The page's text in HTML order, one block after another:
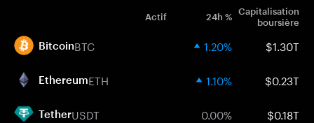
Actif 24h % Capitalisation
boursière
BitcoinBTC 1.20% $1.30T
EthereumETH 1.10% $0.23T
TetherUSDT 0.00% $0.18T